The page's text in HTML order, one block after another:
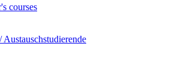
courses
Austauschstudierende